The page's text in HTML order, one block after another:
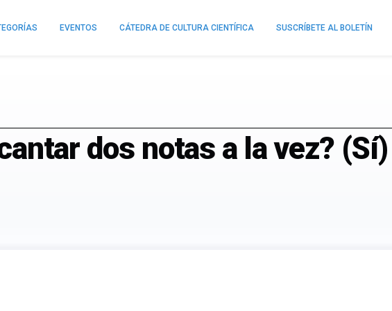
EVENTOS CÁTEDRA DE CULTURA CIENTÍFICA SUSCRÍBETE AL BOLETÍN
dos notas a la vez? (Sí)